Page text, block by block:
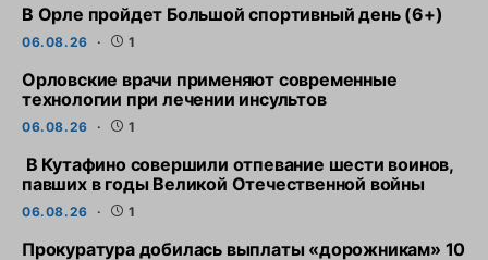
В Орле пройдет Большой спортивный день (6+)
06.08.26 1
Орловские врачи применяют современные
технологии при лечении инсультов
06.08.26 1
В Кутафино совершили отпевание шести воинов,
павших в годы Великой Отечественной войны
06.08.26 1
Прокуратура добилась выплаты «дорожникам» 10